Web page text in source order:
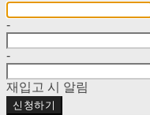
-
-
재입고 시 알림
신청하기